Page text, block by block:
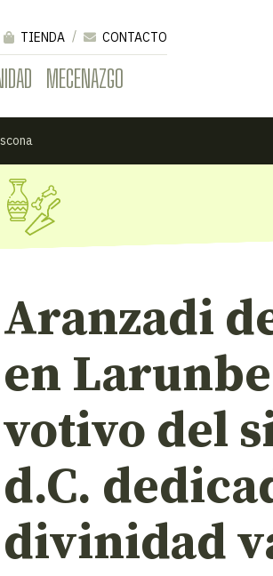
MECENAZGO
TIENDA
CONTACTO
Aranzadi
en
votivo del
d.C.
divinidad